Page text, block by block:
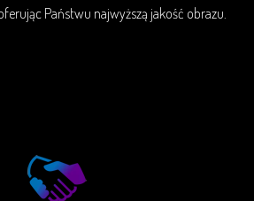
Państwu najwyższą jakość obrazu.